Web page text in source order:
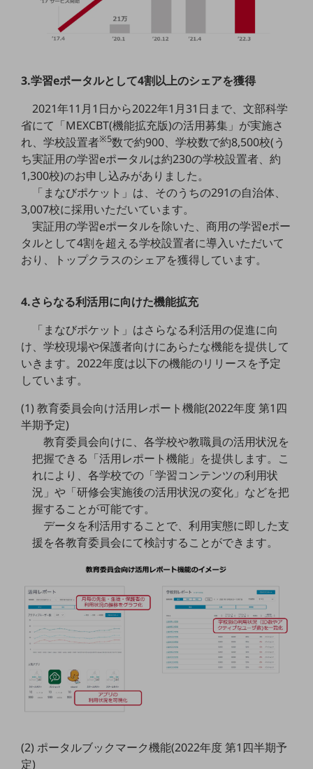
業種・業態で探す
業種・業態で探すTOP
一次産業
モビリティ
製造・建設業
キーワードで探す
モバイルTOP
おすすめの機種、料金やサービスをご紹介
ビジネス向けスマートフォン
タフネススマートフォン
データ通信製品
ドコモケータイ
5G対応ホームルーター
通信モジュール製品
衛星携帯電話
IOT完了済みメーカーブランド製品
ドコモBiz データ無制限 ドコモ MAX ドコモ mini ドコモBiz かけ放題
ケータイプラン
5Gデータプラス
データプラス
IoT向け回線料金
home5Gプラン
端末の一元管理
3.学習eポータルとして4割以上のシェアを獲得
2021年11月1日から2022年1月31日まで、文部科学
省にて「MEXCBT(機能拡充版)の活用募集」が実施さ
れ、学校設置者※5数で約900、学校数で約8,500校(う
ち実証用の学習eポータルは約230の学校設置者、約
1,300校)のお申し込みがありました。
「まなびポケット」は、そのうちの291の自治体、
3,007校に採用いただいています。
実証用の学習eポータルを除いた、商用の学習eポー
タルとして4割を超える学校設置者に導入いただいて
おり、トップクラスのシェアを獲得しています。
4.さらなる利活用に向けた機能拡充
「まなびポケット」はさらなる利活用の促進に向
け、学校現場や保護者向けにあらたな機能を提供して
いきます。2022年度は以下の機能のリリースを予定
しています。
(1) 教育委員会向け活用レポート機能(2022年度 第1四
半期予定)
教育委員会向けに、各学校や教職員の活用状況を
把握できる「活用レポート機能」を提供します。こ
れにより、各学校での「学習コンテンツの利用状
況」や「研修会実施後の活用状況の変化」などを把
握することが可能です。
データを利活用することで、利用実態に即した支
援を各教育委員会にて検討することができます。
(2) ポータルブックマーク機能(2022年度 第1四半期予
定)